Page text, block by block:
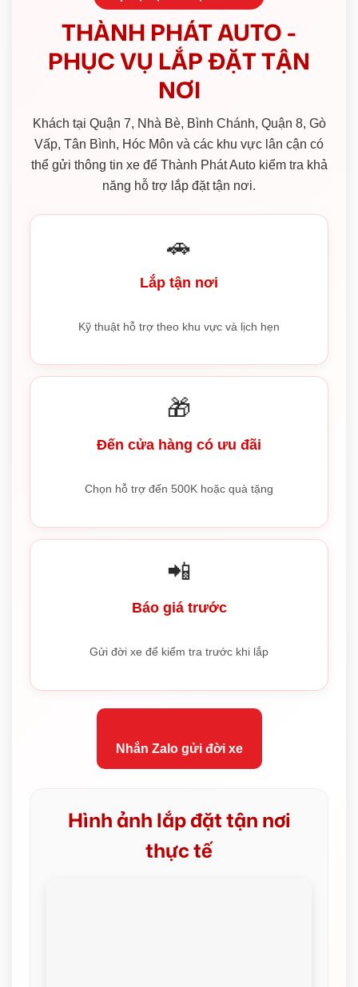
THÀNH PHÁT AUTO -
PHỤC VỤ LẮP ĐẶT TẬN
NƠI
Khách tại Quận 7, Nhà Bè, Bình Chánh, Quận 8, Gò
Vấp, Tân Bình, Hóc Môn và các khu vực lân cận có
thể gửi thông tin xe để Thành Phát Auto kiểm tra khả
năng hỗ trợ lắp đặt tận nơi.
🚗
Lắp tận nơi
Kỹ thuật hỗ trợ theo khu vực và lịch hẹn
🎁
Đến cửa hàng có ưu đãi
Chọn hỗ trợ đến 500K hoặc quà tặng
📲
Báo giá trước
Gửi đời xe để kiểm tra trước khi lắp
Nhắn Zalo gửi đời xe
Hình ảnh lắp đặt tận nơi
thực tế